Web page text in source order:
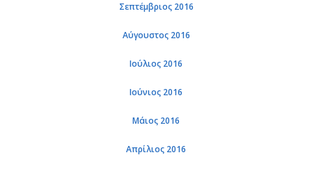
Σε­πτέμ­βριος 2016
Αύ­γου­στος 2016
Ιού­λιος 2016
Ιού­νιος 2016
Μάιος 2016
Απρί­λιος 2016